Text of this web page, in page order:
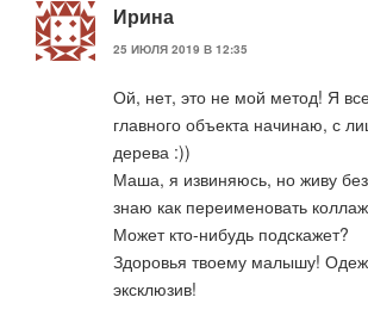
Ирина
25 ИЮЛЯ 2019 В 12:35
Ой, нет, это не мой метод! Я
главного объекта начинаю, с
дерева :))
Маша, я извиняюсь, но живу
знаю как переименовать
Может кто-нибудь подскажет?
Здоровья твоему малышу!
эксклюзив!